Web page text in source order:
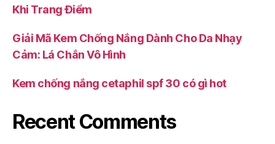
Khi Trang Điểm
Giải Mã Kem Chống Nắng Dành Cho Da Nhạy
Cảm: Lá Chắn Vô Hình
Kem chống nắng cetaphil spf 30 có gì hot
Recent Comments